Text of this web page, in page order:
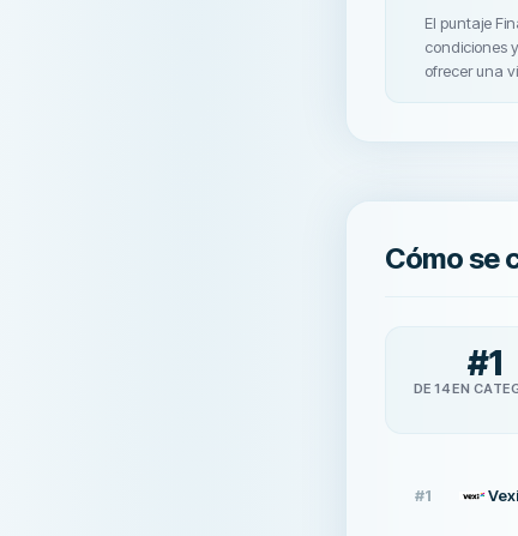
El puntaje
condiciones
ofrecer una
Cómo se
#1
DE 14 EN
#1 Vexi